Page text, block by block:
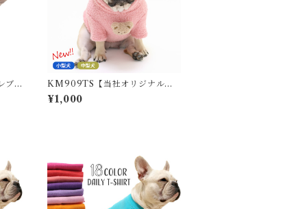
ブ
ク
ェ
KM909TS【当社オリジナル】
もこもこ 犬服 秋 冬 フレンチブル
ドッグ パグ 暖かい パーカー ボア
¥1,000